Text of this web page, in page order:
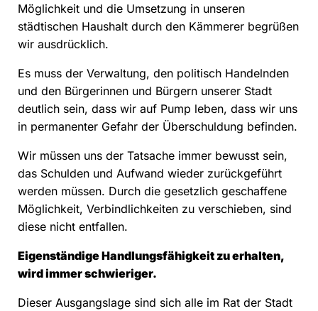
Möglichkeit und die Umsetzung in unseren
städtischen Haushalt durch den Kämmerer begrüßen
wir ausdrücklich.
Es muss der Verwaltung, den politisch Handelnden
und den Bürgerinnen und Bürgern unserer Stadt
deutlich sein, dass wir auf Pump leben, dass wir uns
in permanenter Gefahr der Überschuldung befinden.
Wir müssen uns der Tatsache immer bewusst sein,
das Schulden und Aufwand wieder zurückgeführt
werden müssen. Durch die gesetzlich geschaffene
Möglichkeit, Verbindlichkeiten zu verschieben, sind
diese nicht entfallen.
Eigenständige Handlungsfähigkeit zu erhalten,
wird immer schwieriger.
Dieser Ausgangslage sind sich alle im Rat der Stadt